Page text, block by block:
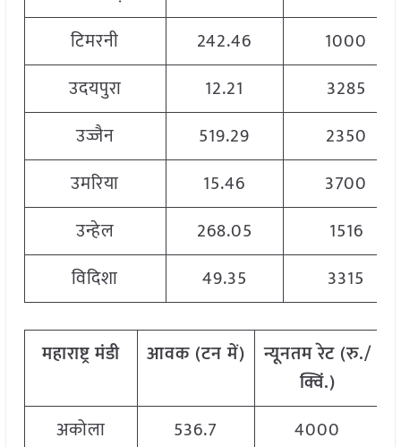
टिमरनी
242.46
1000
उदयपुरा
12.21
3285
उज्जैन
519.29
2350
उमरिया
15.46
3700
उन्हेल
268.05
1516
विदिशा
49.35 3315
महाराष्ट्र मंडी आवक (टनमें) न्यूनतमरेट (रु./
क्विं.)
अकोला 536.7
4000